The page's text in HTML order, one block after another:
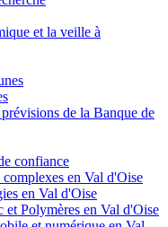
et la veille à
de la Banque de
confiance
en Val d'Oise
en Val d'Oise
Polymères en Val d'Oise